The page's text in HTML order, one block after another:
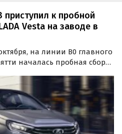
к пробной
Vesta на заводе в
на линии В0 главного
началась пробная сборка
News в соцсети